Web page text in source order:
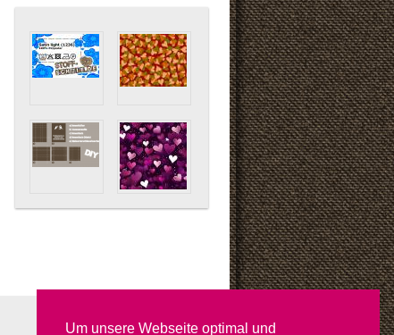
Um unsere Webseite optimal und